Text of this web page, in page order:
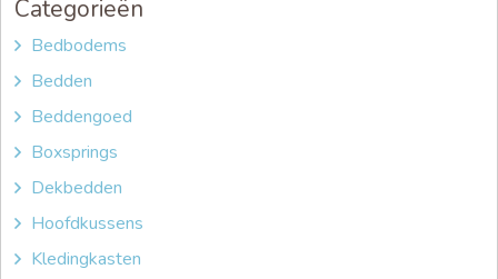
Categorieën
Bedbodems
Bedden
Beddengoed
Boxsprings
Dekbedden
Hoofdkussens
Kledingkasten